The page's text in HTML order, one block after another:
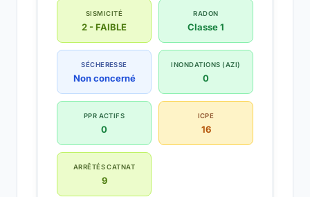
SISMICITÉ
2 - FAIBLE
RADON
Classe 1
SÉCHERESSE
Non concerné
INONDATIONS (AZI)
0
PPR ACTIFS
0
ICPE
16
ARRÊTÉS CATNAT
9